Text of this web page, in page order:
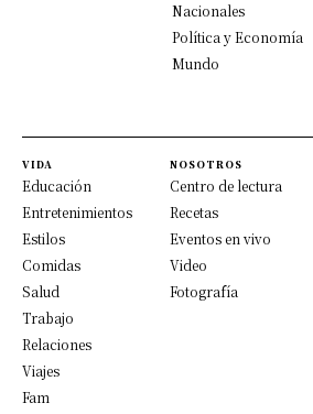
Nacionales
Política y Economía
Mundo
VIDA
Educación
Entretenimientos
Estilos
Comidas
Salud
Trabajo
Relaciones
Viajes
Fam
NOSOTROS
Centro de lectura
Recetas
Eventos en vivo
Video
Fotografía